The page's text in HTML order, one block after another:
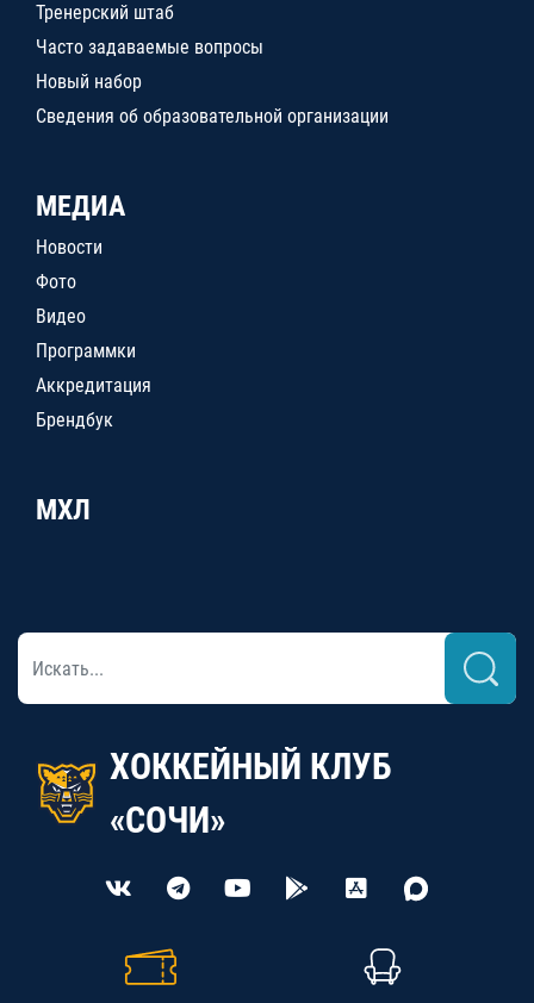
Тренерский штаб
Часто задаваемые вопросы
Новый набор
Сведения об образовательной организации
МЕДИА
Новости
Фото
Видео
Программки
Аккредитация
Брендбук
МХЛ
ХОККЕЙНЫЙ КЛУБ
«СОЧИ»